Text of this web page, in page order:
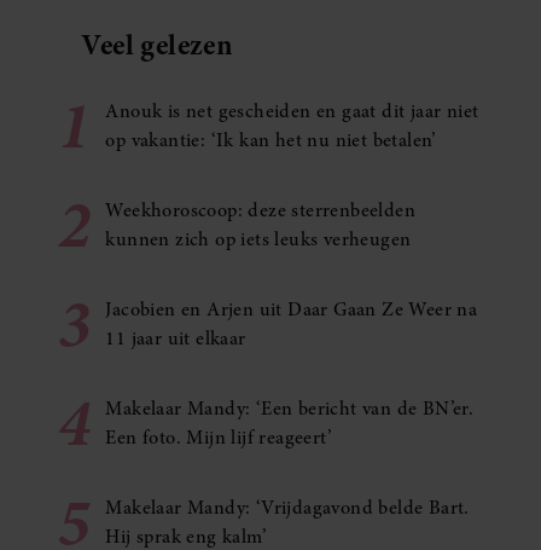
Veel gelezen
1
Anouk is net gescheiden en gaat dit jaar niet
op vakantie: ‘Ik kan het nu niet betalen’
2
Weekhoroscoop: deze sterrenbeelden
kunnen zich op iets leuks verheugen
3
Jacobien en Arjen uit Daar Gaan Ze Weer na
11 jaar uit elkaar
4
Makelaar Mandy: ‘Een bericht van de BN’er.
Een foto. Mijn lijf reageert’
5
Makelaar Mandy: ‘Vrijdagavond belde Bart.
Hij sprak eng kalm’